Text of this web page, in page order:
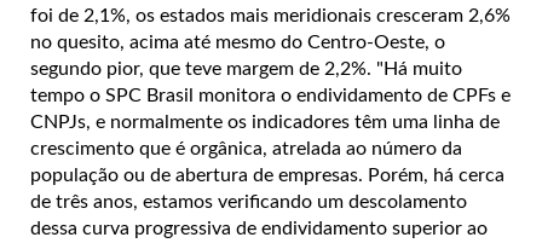
foi de 2,1%, os estados mais meridionais cresceram 2,6%
no quesito, acima até mesmo do Centro-Oeste, o
segundo pior, que teve margem de 2,2%. "Há muito
tempo o SPC Brasil monitora o endividamento de CPFs e
CNPJs, e normalmente os indicadores têm uma linha de
crescimento que é orgânica, atrelada ao número da
população ou de abertura de empresas. Porém, há cerca
de três anos, estamos verificando um descolamento
dessa curva progressiva de endividamento superior ao